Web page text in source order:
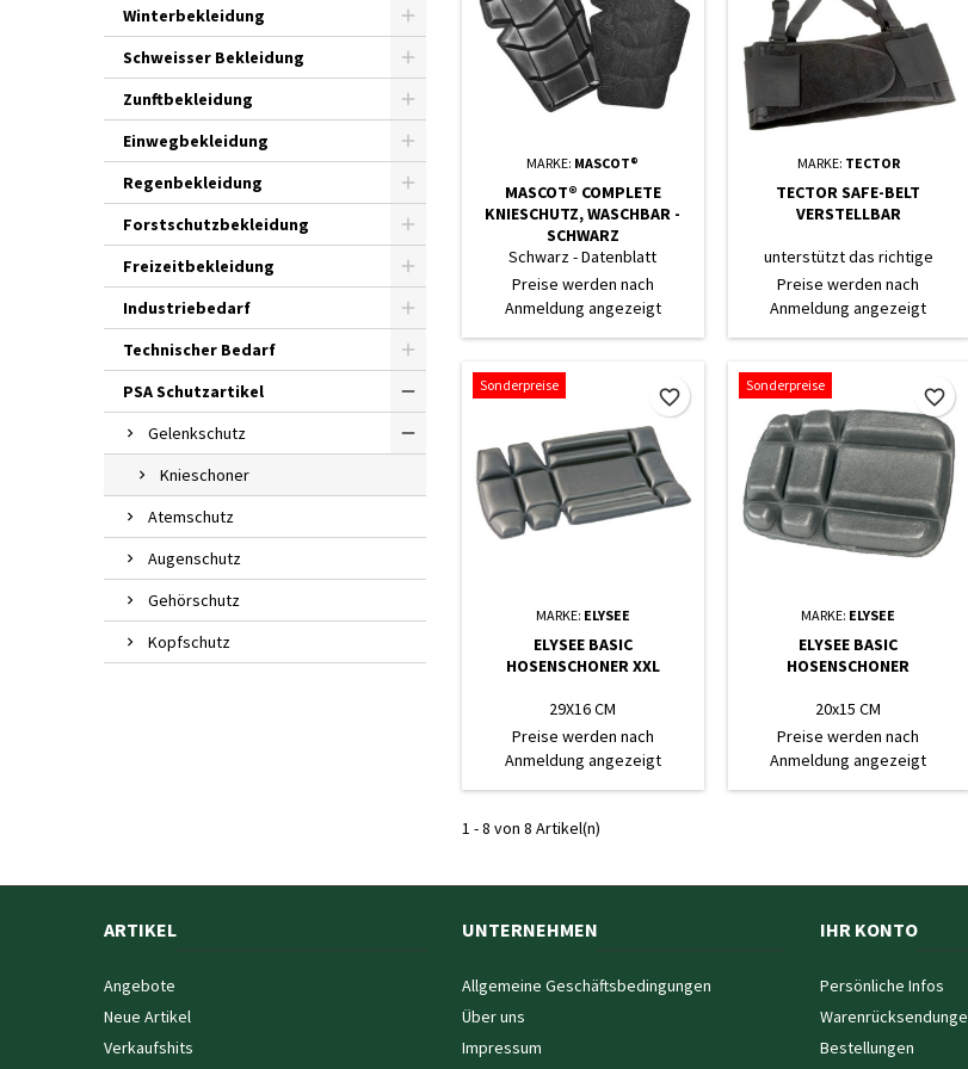
Winterbekleidung
Schweisser Bekleidung
Zunftbekleidung
Einwegbekleidung
Regenbekleidung
Forstschutzbekleidung
Freizeitbekleidung
Industriebedarf
Technischer Bedarf
PSA Schutzartikel
Gelenkschutz
Knieschoner
Atemschutz
Augenschutz
Gehörschutz
Kopfschutz
MARKE: MASCOT®
MASCOT® COMPLETE
KNIESCHUTZ, WASCHBAR -
SCHWARZ
Schwarz - Datenblatt
Preise werden nach
Anmeldung angezeigt
MARKE: TECTOR
TECTOR SAFE-BELT
VERSTELLBAR
unterstützt das richtige
Tragen und Heben
Preise werden nach
Anmeldung angezeigt
Sonderpreise
MARKE: ELYSEE
ELYSEE BASIC
HOSENSCHONER XXL
29X16 CM
Preise werden nach
Anmeldung angezeigt
favorite_border
Sonderpreise
MARKE: ELYSEE
ELYSEE BASIC
HOSENSCHONER
20x15 CM
Preise werden nach
Anmeldung angezeigt
favorite_border
1 - 8 von 8 Artikel(n)
ARTIKEL
Angebote
Neue Artikel
Verkaufshits
UNTERNEHMEN
Allgemeine Geschäftsbedingungen
Über uns
Impressum
IHR KONTO
Persönliche Infos
Bestellungen